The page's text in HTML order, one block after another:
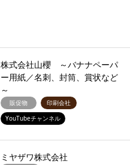
株式会社山櫻 ～バナナペーパ
ー用紙／名刺、封筒、賞状など
～
販促物
印刷会社
YouTubeチャンネル
ミヤザワ株式会社